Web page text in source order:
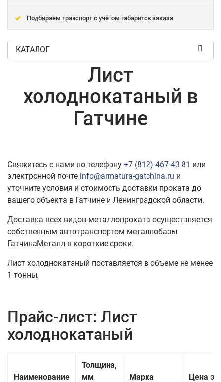
Подбираем транспорт с учётом габаритов заказа
КАТАЛОГ
Лист
холоднокатаный в
Гатчине
Свяжитесь с нами по телефону +7 (812) 467-43-81 или
электронной почте info@armatura-gatchina.ru и
уточните условия и стоимость доставки проката до
вашего объекта в Гатчине и Ленинградской области.
Доставка всех видов металлопроката осуществляется
собственным автотранспортом металлобазы
ГатчинаМеталл в короткие сроки.
Лист холоднокатаный поставляется в объеме не менее
1 тонны.
Прайс-лист: Лист
холоднокатаный
Наименование
Толщина,
мм
Марка Цена за